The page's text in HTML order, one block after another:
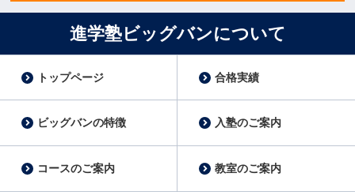
進学塾ビッグバンについて
トップページ 合格実績
ビッグバンの特徴 入塾のご案内
コースのご案内 教室のご案内